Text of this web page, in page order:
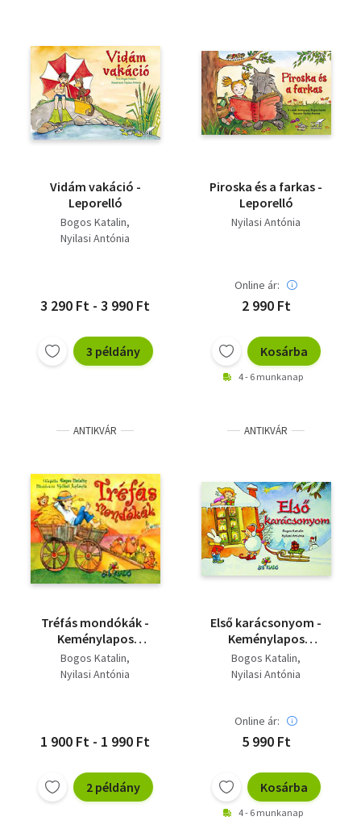
Vidám vakáció -
Leporelló
Bogos Katalin
Nyilasi Antónia
3 290 Ft - 3 990 Ft
3 példány
Piroska és a farkas -
Leporelló
Nyilasi Antónia
Online ár:
2 990 Ft
Kosárba
4 - 6 munkanap
ANTIKVÁR
Tréfás mondókák -
Keménylapos
mesekönyv
Bogos Katalin
Nyilasi Antónia
1 900 Ft - 1 990 Ft
2 példány
ANTIKVÁR
Első karácsonyom -
Keménylapos
mesekönyv
Bogos Katalin
Nyilasi Antónia
Online ár:
5 990 Ft
Kosárba
4 - 6 munkanap